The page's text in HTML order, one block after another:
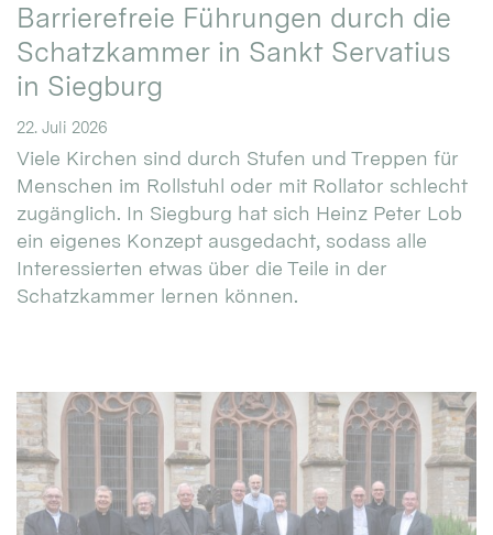
Barrierefreie Führungen durch die
Schatzkammer in Sankt Servatius
in Siegburg
22. Juli 2026
Viele Kirchen sind durch Stufen und Treppen für
Menschen im Rollstuhl oder mit Rollator schlecht
zugänglich. In Siegburg hat sich Heinz Peter Lob
ein eigenes Konzept ausgedacht, sodass alle
Interessierten etwas über die Teile in der
Schatzkammer lernen können.